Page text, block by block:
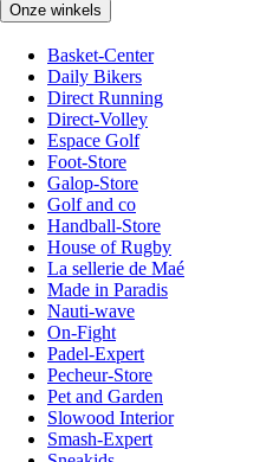
Onze winkels
Basket-Center
Daily Bikers
Direct Running
Direct-Volley
Espace Golf
Foot-Store
Galop-Store
Golf and co
Handball-Store
House of Rugby
La sellerie de Maé
Made in Paradis
Nauti-wave
On-Fight
Padel-Expert
Pecheur-Store
Pet and Garden
Slowood Interior
Smash-Expert